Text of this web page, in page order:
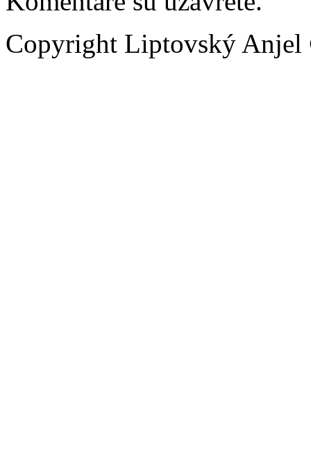
Copyright Liptovský Anjel